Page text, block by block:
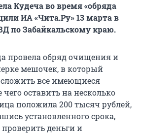
Кудеча во время «обряда
ИА «Чита.Ру» 13 марта в
по Забайкальскому краю.
провела обряд очищения и
мешочек, в который
все имеющиеся
оставить на несколько
положила 200 тысяч рублей,
установленного срока,
деньги и